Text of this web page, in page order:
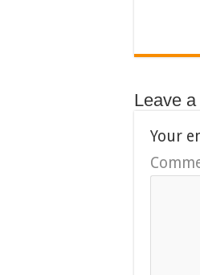
Leave
Your